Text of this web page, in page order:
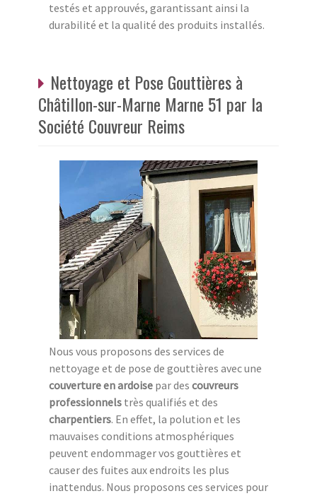
testés et approuvés, garantissant ainsi la
durabilité et la qualité des produits installés.
Nettoyage et Pose Gouttières à
Châtillon-sur-Marne Marne 51 par la
Société Couvreur Reims
Nous vous proposons des services de
nettoyage et de pose de gouttières avec une
couverture en ardoise par des couvreurs
professionnels très qualifiés et des
charpentiers. En effet, la polution et les
mauvaises conditions atmosphériques
peuvent endommager vos gouttières et
causer des fuites aux endroits les plus
inattendus. Nous proposons ces services pour